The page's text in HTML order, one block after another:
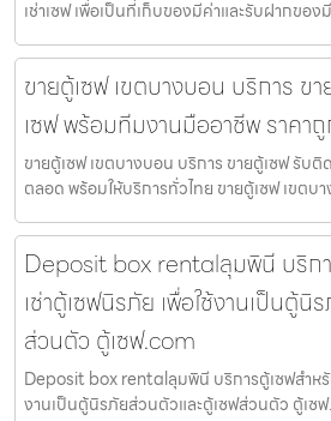
เช่าเซฟ เพื่อเป็นที่เก็บของมีค่าและรับฝากของ
ขายตู้เซฟ เขตบางบอน บริการ ข
เซฟ พร้อมทีมงานมืออาชีพ ราคา
ขายตู้เซฟ เขตบางบอน บริการ ขายตู้เซฟ รับ
ตลอด พร้อมให้บริการทั่วไทย ขายตู้เซฟ เขตบ
Deposit box rentalลุมพินี บริก
เช่าตู้เซฟนิรภัย เพื่อใช้งานเป็นตู้นิ
ส่วนตัว ตู้เซฟ.com
Deposit box rentalลุมพินี บริการตู้เซฟสำหรั
งานเป็นตู้นิรภัยส่วนตัวและตู้เซฟส่วนตัว ตู้เซ